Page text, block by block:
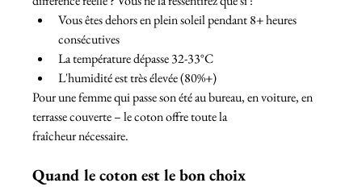
Vous êtes dehors en plein soleil pendant 8+ heures
consécutives
La température dépasse 32-33°C
L'humidité est très élevée (80%+)
Pour une femme qui passe son été au bureau, en voiture, en
terrasse couverte – le coton offre toute la
fraîcheur nécessaire.
Quand le coton est le bon choix